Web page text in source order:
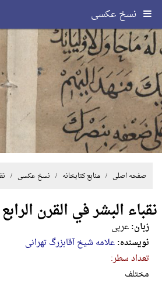
نسخ عکسی
صفحه اصلی / منابع کتابخانه / نسخ عکسی /
نقباء البشر في القرن
زبان:عربی
نویسنده:علامه شیخ آقابزرگ تهرانی
تعداد سطر:
مختلف